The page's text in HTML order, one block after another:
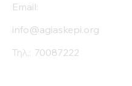
Email:
info@agiaskepi.org
Τηλ.: 70087222